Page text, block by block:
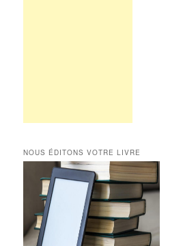
NOUS ÉDITONS VOTRE LIVRE